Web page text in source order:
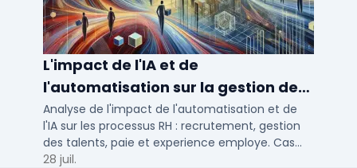
L'impact de l'IA et de
l'automatisation sur la gestion des
talents RH
Analyse de l'impact de l'automatisation et de
l'IA sur les processus RH : recrutement, gestion
des talents, paie et experience employe. Cas
concrets pour TPE, PME et ETI en 2026.
28 juil.